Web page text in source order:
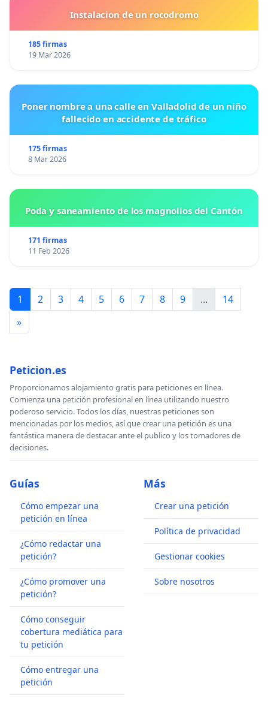
Instalacion de un rocodromo
185 firmas
19 Mar 2026
Poner nombre a una calle en Valladolid de un niño
fallecido en accidente de tráfico
175 firmas
8 Mar 2026
Poda y saneamiento de los magnolios del Cantón
171 firmas
11 Feb 2026
1 2 3 4 5 6 7 8 9 ...
14
»
Peticion.es
Proporcionamos alojamiento gratis para peticiones en línea.
Comienza una petición profesional en línea utilizando nuestro
poderoso servicio. Todos los días, nuestras peticiones son
mencionadas por los medios, así que crear una petición es una
fantástica manera de destacar ante el publico y los tomadores de
decisiones.
Guías
Cómo empezar una
petición en línea
¿Cómo redactar una
petición?
¿Cómo promover una
petición?
Cómo conseguir
cobertura mediática para
tu petición
Cómo entregar una
petición
Más
Crear una petición
Política de privacidad
Gestionar cookies
Sobre nosotros